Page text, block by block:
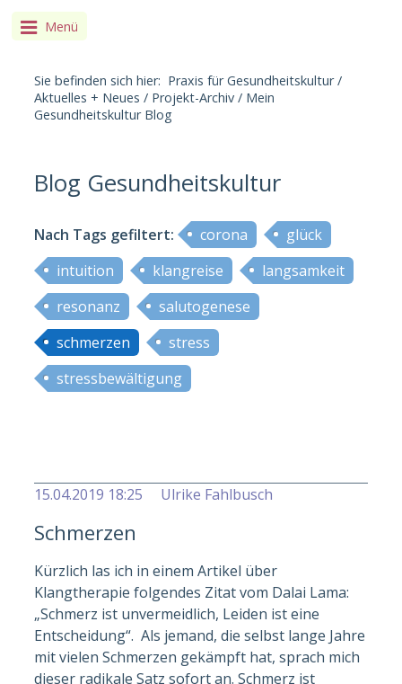
Menü
Sie befinden sich hier: Praxis für Gesundheitskultur /
Aktuelles + Neues / Projekt-Archiv / Mein
Gesundheitskultur Blog
Blog Gesundheitskultur
Nach Tags gefiltert: corona
glück
intuition
klangreise
langsamkeit
resonanz
salutogenese
schmerzen
stress
stressbewältigung
15.04.2019 18:25 Ulrike Fahlbusch
Schmerzen
Kürzlich las ich in einem Artikel über
Klangtherapie folgendes Zitat vom Dalai Lama:
„Schmerz ist unvermeidlich, Leiden ist eine
Entscheidung“. Als jemand, die selbst lange Jahre
mit vielen Schmerzen gekämpft hat, sprach mich
dieser radikale Satz sofort an. Schmerz ist